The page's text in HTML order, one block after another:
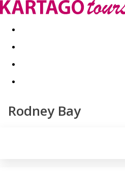
Last minute Dovolenkové kluby
Rodney Bay